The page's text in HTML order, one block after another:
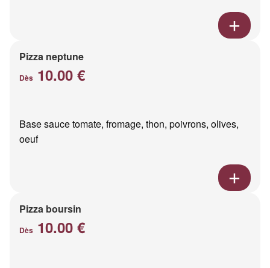
Pizza neptune
Dès 10.00 €
Base sauce tomate, fromage, thon, poivrons, olives,
oeuf
Pizza boursin
Dès 10.00 €